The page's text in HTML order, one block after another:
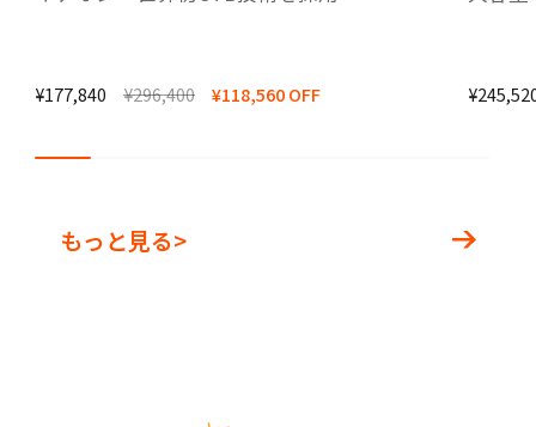
¥177,840 ¥296,400 ¥118,560 OFF
もっと見る>